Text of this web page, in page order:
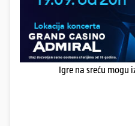
Igre na sreću mogu